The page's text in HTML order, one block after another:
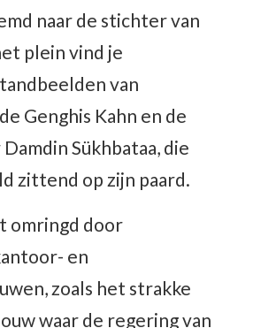
naar de stichter van
plein vind je
van
Genghis Kahn en de
Sükhbataa, die
zittend op zijn paard.
omringd door
en
zoals het strakke
waar de regering van